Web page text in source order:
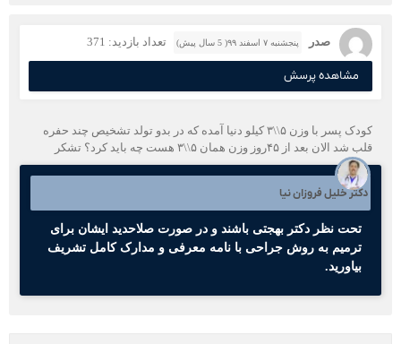
صدر پنجشنبه ۷ اسفند ۹۹( 5 سال پیش) تعداد بازدید: 371
مشاهده پرسش
کودک پسر با وزن ۵\\۳ کیلو دنیا آمده که در بدو تولد تشخیص چند حفره
قلب شد الان بعد از ۴۵روز وزن همان ۵\\۳ هست چه باید کرد؟ تشکر
دکتر خلیل فروزان نیا
تحت نظر دکتر بهجتی باشند و در صورت صلاحدید ایشان برای
ترمیم به روش جراحی با نامه معرفی و مدارک کامل تشریف
بیاورید.